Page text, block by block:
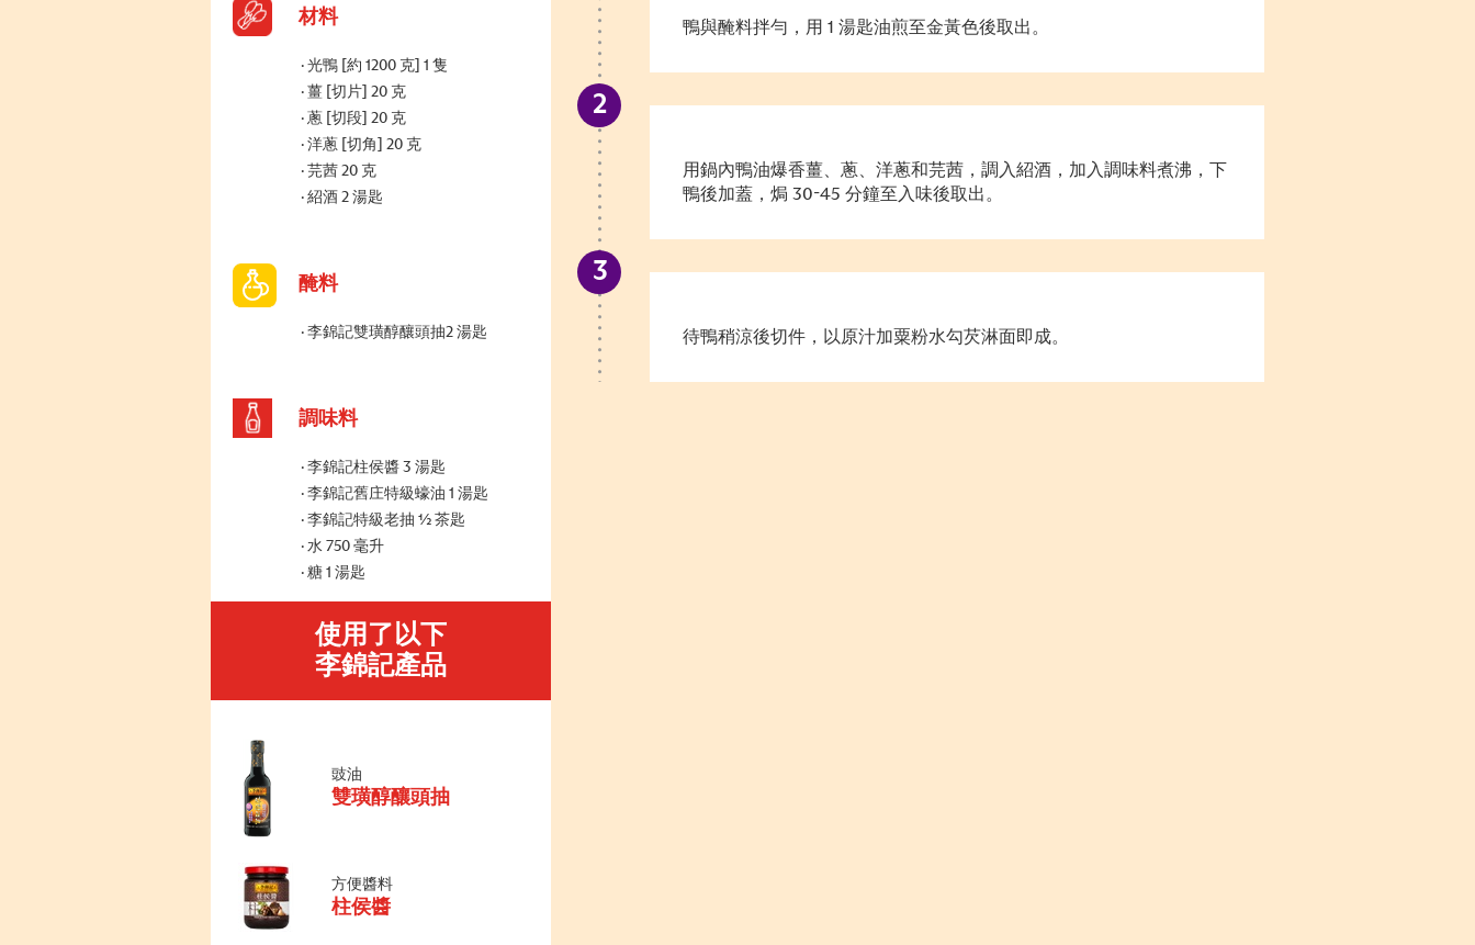
材料
光鴨 [約 1200 克] 1 隻
薑 [切片] 20 克
蔥 [切段] 20 克
洋蔥 [切角] 20 克
芫茜 20 克
紹酒 2 湯匙
醃料
李錦記雙璜醇釀頭抽2 湯匙
調味料
李錦記柱侯醬 3 湯匙
李錦記舊庄特級蠔油 1 湯匙
李錦記特級老抽 ½ 茶匙
水 750 毫升
糖 1 湯匙
使用了以下
李錦記產品
豉油
雙璜醇釀頭抽
方便醬料
柱侯醬
鴨與醃料拌勻，用 1 湯匙油煎至金黃色後取出。
用鍋內鴨油爆香薑、蔥、洋蔥和芫茜，調入紹酒，加入調味料煮沸，下
鴨後加蓋，焗 30-45 分鐘至入味後取出。
待鴨稍涼後切件，以原汁加粟粉水勾芡淋面即成。